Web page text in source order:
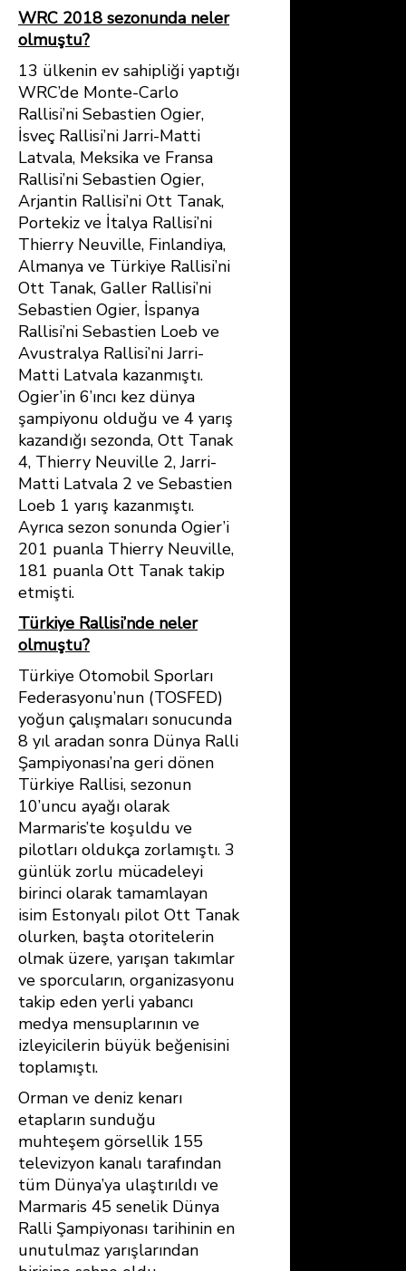
WRC 2018 sezonunda neler
olmuştu?
13 ülkenin ev sahipliği yaptığı
WRC’de Monte-Carlo
Rallisi’ni Sebastien Ogier,
İsveç Rallisi’ni Jarri-Matti
Latvala, Meksika ve Fransa
Rallisi’ni Sebastien Ogier,
Arjantin Rallisi’ni Ott Tanak,
Portekiz ve İtalya Rallisi’ni
Thierry Neuville, Finlandiya,
Almanya ve Türkiye Rallisi’ni
Ott Tanak, Galler Rallisi’ni
Sebastien Ogier, İspanya
Rallisi’ni Sebastien Loeb ve
Avustralya Rallisi’ni Jarri-
Matti Latvala kazanmıştı.
Ogier’in 6’ıncı kez dünya
şampiyonu olduğu ve 4 yarış
kazandığı sezonda, Ott Tanak
4, Thierry Neuville 2, Jarri-
Matti Latvala 2 ve Sebastien
Loeb 1 yarış kazanmıştı.
Ayrıca sezon sonunda Ogier’i
201 puanla Thierry Neuville,
181 puanla Ott Tanak takip
etmişti.
Türkiye Rallisi’nde neler
olmuştu?
Türkiye Otomobil Sporları
Federasyonu’nun (TOSFED)
yoğun çalışmaları sonucunda
8 yıl aradan sonra Dünya Ralli
Şampiyonası’na geri dönen
Türkiye Rallisi, sezonun
10’uncu ayağı olarak
Marmaris’te koşuldu ve
pilotları oldukça zorlamıştı. 3
günlük zorlu mücadeleyi
birinci olarak tamamlayan
isim Estonyalı pilot Ott Tanak
olurken, başta otoritelerin
olmak üzere, yarışan takımlar
ve sporcuların, organizasyonu
takip eden yerli yabancı
medya mensuplarının ve
izleyicilerin büyük beğenisini
toplamıştı.
Orman ve deniz kenarı
etapların sunduğu
muhteşem görsellik 155
televizyon kanalı tarafından
tüm Dünya’ya ulaştırıldı ve
Marmaris 45 senelik Dünya
Ralli Şampiyonası tarihinin en
unutulmaz yarışlarından